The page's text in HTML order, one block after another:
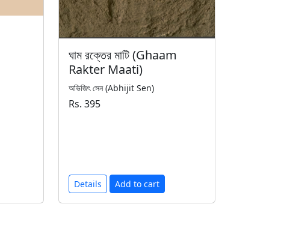
ঘাম রক্তের মাটি (Ghaam
Rakter Maati)
অভিজিৎ সেন (Abhijit Sen)
Rs. 395
Details Add to cart